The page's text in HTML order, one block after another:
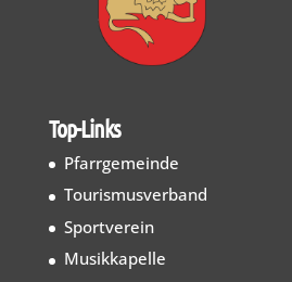
Top-Links
Pfarrgemeinde
Tourismusverband
Sportverein
Musikkapelle